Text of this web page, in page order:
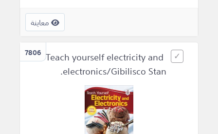
معاينة
7806 Teach yourself electricity and
electronics/Gibilisco Stan.